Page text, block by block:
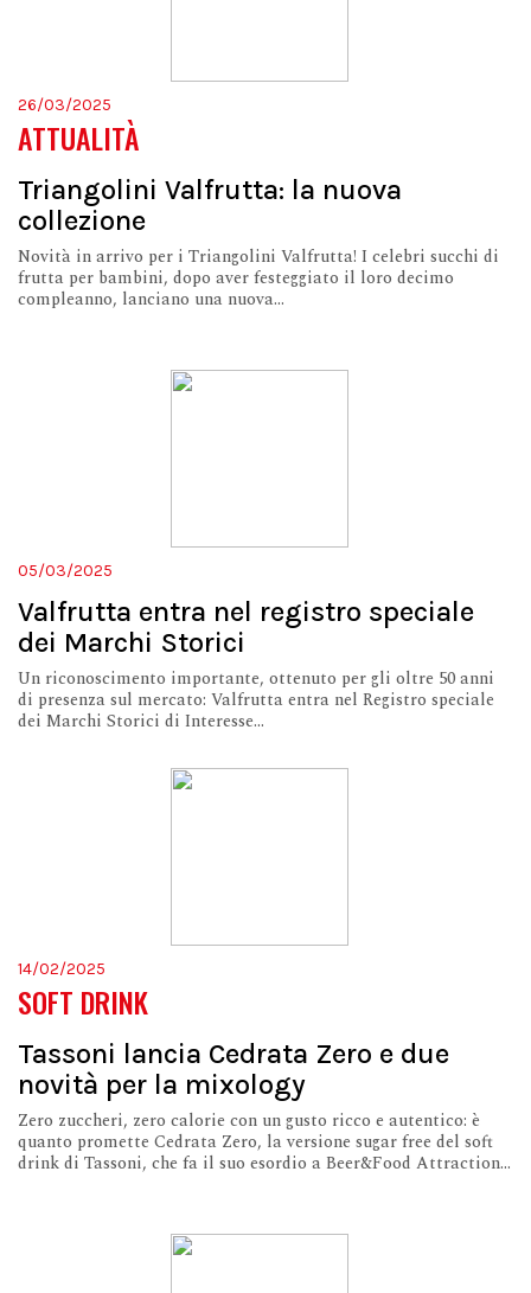
26/03/2025
ATTUALITÀ
Triangolini Valfrutta: la nuova
collezione
Novità in arrivo per i Triangolini Valfrutta! I celebri succhi di
frutta per bambini, dopo aver festeggiato il loro decimo
compleanno, lanciano una nuova...
05/03/2025
Valfrutta entra nel registro speciale
dei Marchi Storici
Un riconoscimento importante, ottenuto per gli oltre 50 anni
di presenza sul mercato: Valfrutta entra nel Registro speciale
dei Marchi Storici di Interesse...
14/02/2025
SOFT DRINK
Tassoni lancia Cedrata Zero e due
novità per la mixology
Zero zuccheri, zero calorie con un gusto ricco e autentico: è
quanto promette Cedrata Zero, la versione sugar free del soft
drink di Tassoni, che fa il suo esordio a Beer&Food Attraction...